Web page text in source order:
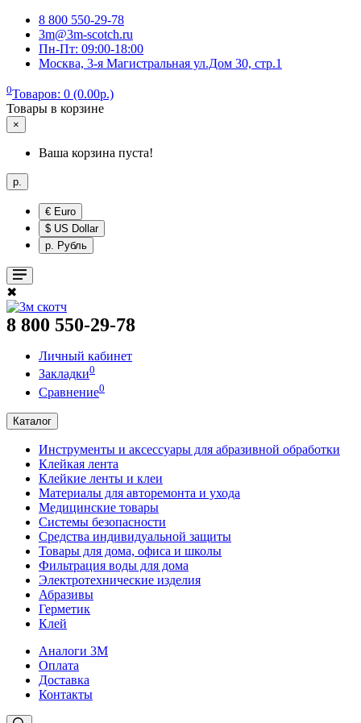
8 800 550-29-78
3m@3m-scotch.ru
Пн-Пт: 09:00-18:00
Москва, 3-я Магистральная ул.Дом 30, стр.1
0Товаров: 0 (0.00р.)
Товары в корзине
×
Ваша корзина пуста!
р.
€ Euro
$ US Dollar
р. Рубль
✖
8 800 550-29-78
Личный кабинет
Закладки0
Сравнение0
Каталог
Инструменты и аксессуары для абразивной обработки
Клейкая лента
Клейкие ленты и клеи
Материалы для авторемонта и ухода
Медицинские товары
Системы безопасности
Средства индивидуальной защиты
Товары для дома, офиса и школы
Фильтрация воды для дома
Электротехнические изделия
Абразивы
Герметик
Клей
Аналоги 3М
Оплата
Доставка
Контакты